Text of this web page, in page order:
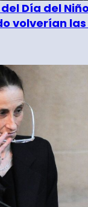
Día del
volverían